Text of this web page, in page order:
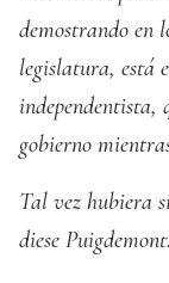
demostrando en
legislatura, está
independentista,
gobierno
Tal vez hubiera
diese Puigdemont.